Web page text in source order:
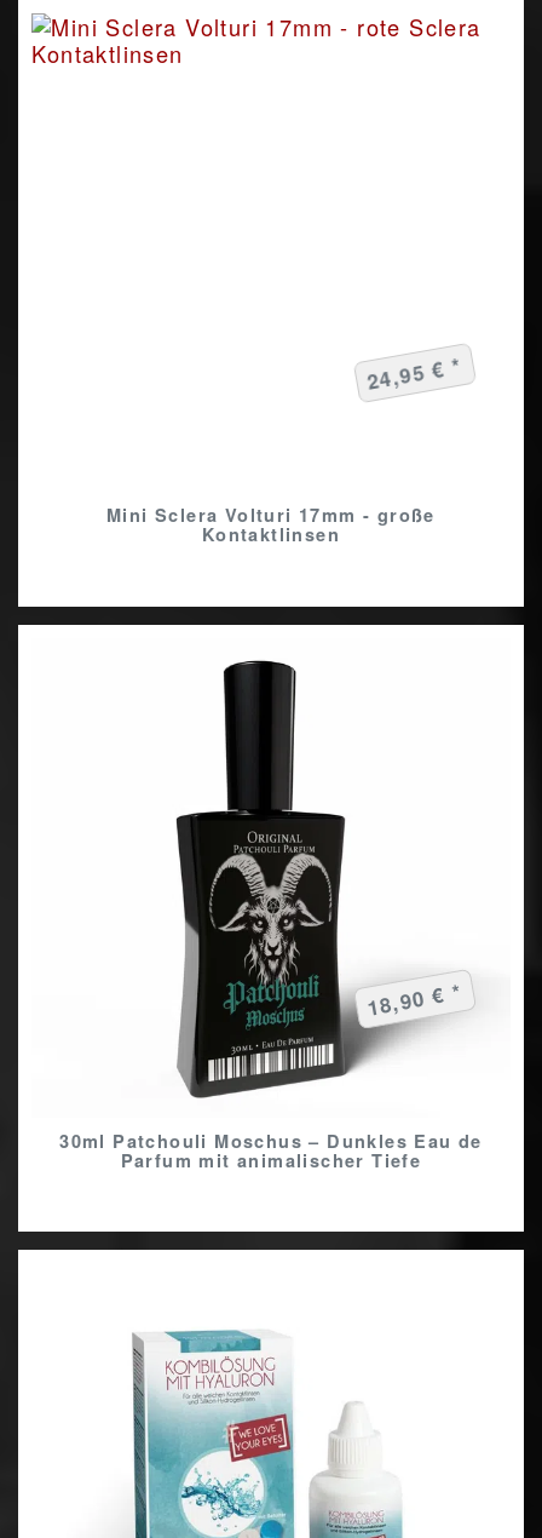
Mini Sclera Volturi 17mm - große
Kontaktlinsen
24,95 € *
30ml Patchouli Moschus – Dunkles Eau de
Parfum mit animalischer Tiefe
18,90 € *